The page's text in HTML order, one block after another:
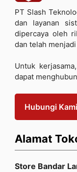
PT Slash
dan layanan
dipercaya oleh
dan telah
Untuk
dapat
Hubungi Kami
Alamat
Store Bandar